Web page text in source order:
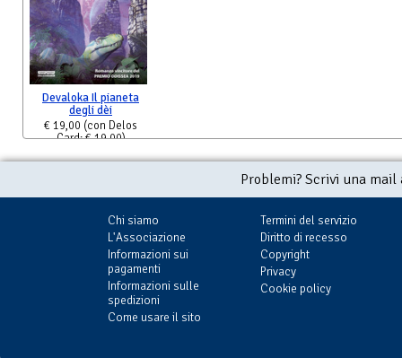
Devaloka Il pianeta
degli dèi
€ 19,00 (con Delos
Card: € 19,00)
Problemi? Scrivi una
Chi siamo
L'Associazione
Informazioni sui
pagamenti
Informazioni sulle
spedizioni
Come usare il sito
Termini del servizio
Diritto di recesso
Copyright
Privacy
Cookie policy